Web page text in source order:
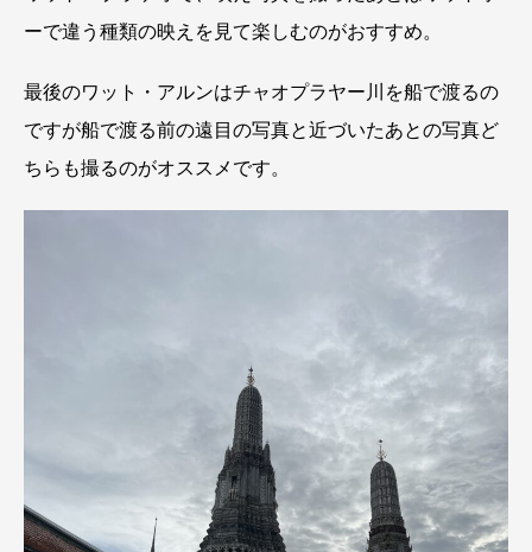
ーで違う種類の映えを見て楽しむのがおすすめ。
最後のワット・アルンはチャオプラヤー川を船で渡るの
ですが船で渡る前の遠目の写真と近づいたあとの写真ど
ちらも撮るのがオススメです。